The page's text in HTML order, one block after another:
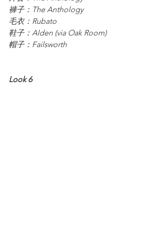
褲子：The Anthology
毛衣：Rubato
鞋子：Alden (via Oak Room)
帽子：Failsworth
Look 6